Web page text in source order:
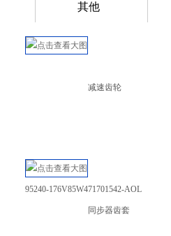
其他
减速齿轮
95240-176V85W471701542-AOL
同步器齿套